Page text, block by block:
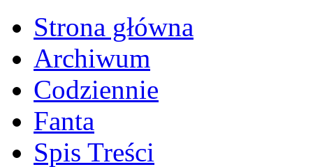
Strona główna
Archiwum
Codziennie
Fanta
Spis Treści